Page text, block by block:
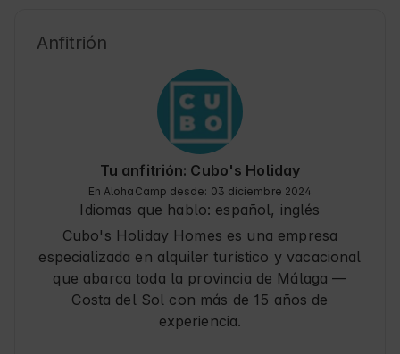
del campo y la proximidad a servicios locales.
para explorar la región y descubrir sus
rincones menos conocidos.
Anfitrión
Tu anfitrión: Cubo's Holiday
En AlohaCamp desde: 03 diciembre 2024
Idiomas que hablo: español, inglés
Cubo's Holiday Homes es una empresa
especializada en alquiler turístico y vacacional
que abarca toda la provincia de Málaga —
Costa del Sol con más de 15 años de
experiencia.